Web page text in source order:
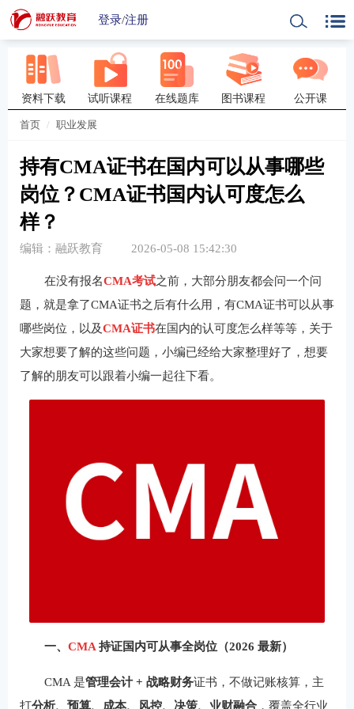
登录/注册
资料下载 试听课程 在线题库 图书课程 公开课
首页 职业发展
持有CMA证书在国内可以从事哪些
岗位？CMA证书国内认可度怎么
样？
编辑：融跃教育 2026-05-08 15:42:30
在没有报名CMA考试之前，大部分朋友都会问一个问
题，就是拿了CMA证书之后有什么用，有CMA证书可以从事
哪些岗位，以及CMA证书在国内的认可度怎么样等等，关于
大家想要了解的这些问题，小编已经给大家整理好了，想要
了解的朋友可以跟着小编一起往下看。
一、 CMA持证国内可从事全岗位（2026 最新）
CMA 是管理会计 + 战略财务证书，不做记账核算，主
打分析、预算、成本、风控、决策、业财融合 ，覆盖全行业